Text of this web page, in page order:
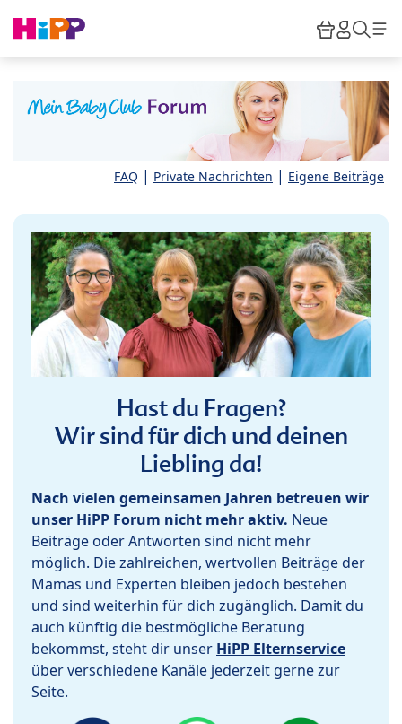
HiPP
FAQ | Private Nachrichten | Eigene Beiträge
Hast du Fragen?
Wir sind für dich und deinen
Liebling da!
Nach vielen gemeinsamen Jahren betreuen wir
unser HiPP Forum nicht mehr aktiv. Neue
Beiträge oder Antworten sind nicht mehr
möglich. Die zahlreichen, wertvollen Beiträge der
Mamas und Experten bleiben jedoch bestehen
und sind weiterhin für dich zugänglich. Damit du
auch künftig die bestmögliche Beratung
bekommst, steht dir unser HiPP Elternservice
über verschiedene Kanäle jederzeit gerne zur
Seite.